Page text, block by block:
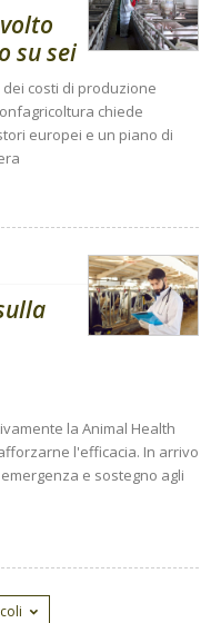
su sei
dei costi di produzione
chiede
europei e un piano di
la Animal Health
l'efficacia. In arrivo
e sostegno agli